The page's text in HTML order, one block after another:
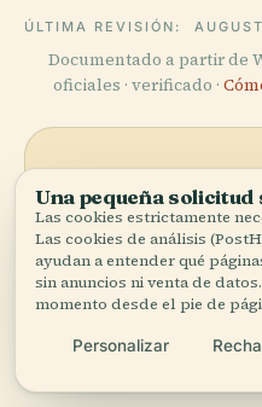
ÚLTIMA REVISIÓN:
Documentado a partir de
oficiales · verificado ·
Explora la
Ve Windsor Lodge, 18
Windsor Place,
Edimburgo en el
descubre qué hay
Una pequeña
Las cookies estrictamente
Las cookies de análisis
ayudan a entender qué
sin anuncios ni venta de
momento desde el pie de
Personalizar